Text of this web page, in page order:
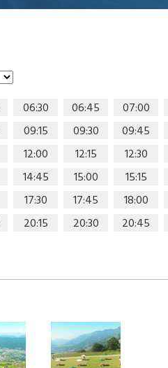
06:30 06:45 07:00
09:15 09:30 09:45
12:00 12:15 12:30
14:45 15:00 15:15
17:30 17:45 18:00
20:15 20:30 20:45